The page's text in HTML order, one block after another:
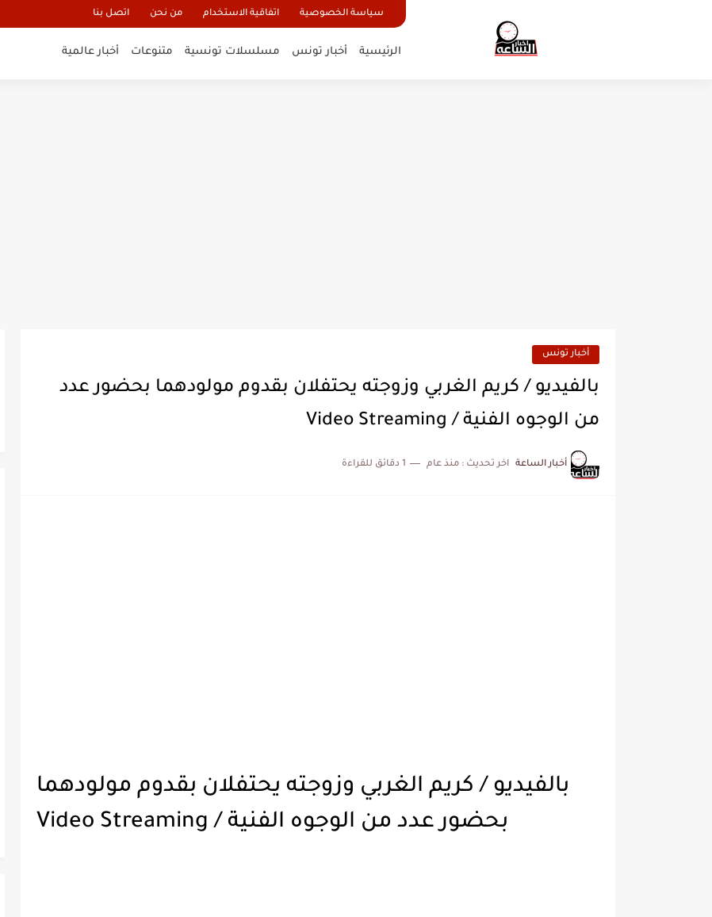
سياسة الخصوصية اتفاقية الاستخدام من نحن اتصل بنا
الرئيسية أخبار تونس مسلسلات تونسية متنوعات أخبار عالمية
أخبار تونس
بالفيديو / كريم الغربي وزوجته يحتفلان بقدوم مولودهما بحضور عدد
من الوجوه الفنية / Video Streaming
أخبار الساعة اخر تحديث : منذ عام 1 دقائق للقراءة
بالفيديو / كريم الغربي وزوجته يحتفلان بقدوم مولودهما
بحضور عدد من الوجوه الفنية / Video Streaming